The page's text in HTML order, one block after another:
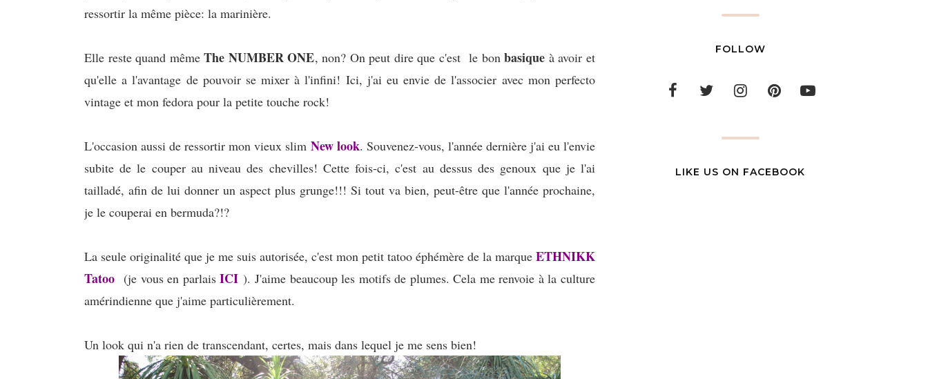
ressortir la même pièce: la marinière.
Elle reste quand mêmeThe NUMBER ONE, non? On peut dire que c'est le bonbasique à avoir et
qu'elle a l'avantage de pouvoir se mixer à l'infini! Ici, j'ai eu envie de l'associer avec mon perfecto
vintage et mon fedora pour la petite touche rock!
L'occasion aussi de ressortir mon vieux slim New look. Souvenez-vous, l'année dernière j'ai eu l'envie
subite de le couper au niveau des chevilles! Cette fois-ci, c'est au dessus des genoux que je l'ai
tailladé, afin de lui donner un aspect plus grunge!!! Si tout va bien, peut-être que l'année prochaine,
je le couperai en bermuda?!?
La seule originalité que je me suis autorisée, c'est mon petit tatoo éphémère de la marque ETHNIKK
Tatoo (je vous en parlaisICI ). J'aime beaucoup les motifs de plumes. Cela me renvoie à la culture
amérindienne que j'aime particulièrement.
Un look qui n'a rien de transcendant, certes, mais dans lequel je me sens bien!
FOLLOW
LIKE US ON FACEBOOK